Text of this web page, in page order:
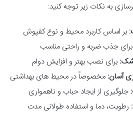
به نکات زیر توجه کنید:
بر اساس کاربرد محیط و نوع کفپوش
برای جذب ضربه و راحتی مناسب
برای نصب بهتر و افزایش دوام
آسان: مخصوصاً در محیط های بهداشتی
جلوگیری از ایجاد حباب و ناهمواری
رطوبت، دما و استفاده طولانی مدت